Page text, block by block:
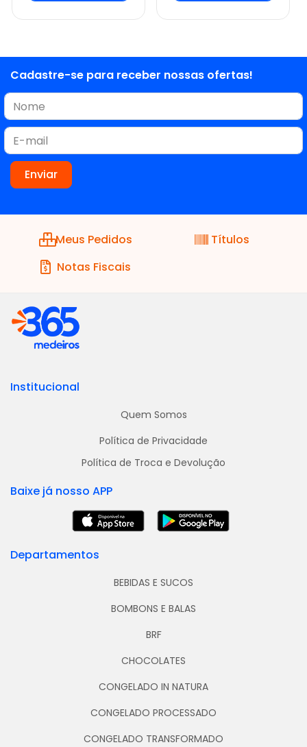
Cadastre-se para receber nossas ofertas!
Meus Pedidos
Títulos
Notas Fiscais
Institucional
Quem Somos
Política de Privacidade
Política de Troca e Devolução
Baixe já nosso APP
Departamentos
BEBIDAS E SUCOS
BOMBONS E BALAS
BRF
CHOCOLATES
CONGELADO IN NATURA
CONGELADO PROCESSADO
CONGELADO TRANSFORMADO